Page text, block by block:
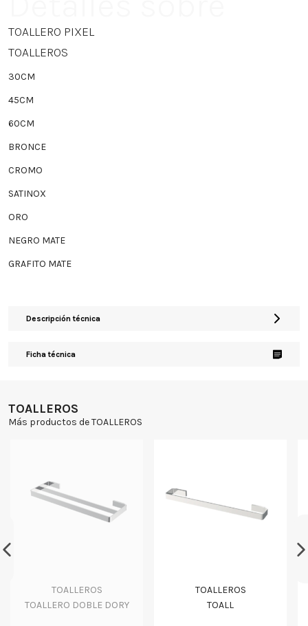
TOALLERO PIXEL
TOALLEROS
30CM
45CM
60CM
BRONCE
CROMO
SATINOX
ORO
NEGRO MATE
GRAFITO MATE
Descripción técnica
Ficha técnica
TOALLEROS
Más productos de TOALLEROS
TOALLEROS
TOALLERO DOBLE DORY
TOALLEROS
TOALL